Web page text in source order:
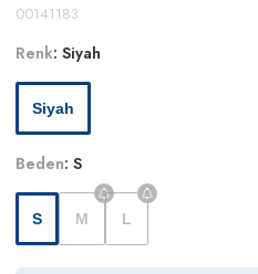
00141183
Renk: Siyah
Siyah
Beden: S
S M L